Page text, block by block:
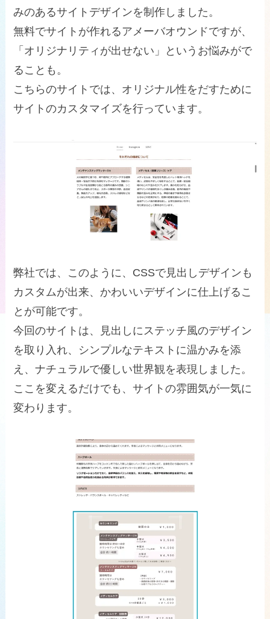
みのあるサイトデザインを制作しました。
無料でサイトが作れるアメーバオウンドですが、
「オリジナリティが出せない」というお悩みがで
ることも。
こちらのサイトでは、オリジナル性をだすために
サイトのカスタマイズを行っています。
弊社では、このように、CSSで見出しデザインも
カスタムが出来、かわいいデザインに仕上げるこ
とが可能です。
今回のサイトは、見出しにステッチ風のデザイン
を取り入れ、シンプルなテキストに温かみを添
え、ナチュラルで優しい世界観を表現しました。
ここを変えるだけでも、サイトの雰囲気が一気に
変わります。